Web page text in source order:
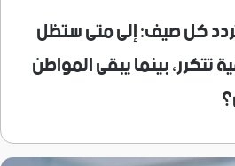
كل صيف: إلى متى ستظل
بينما يبقى المواطن